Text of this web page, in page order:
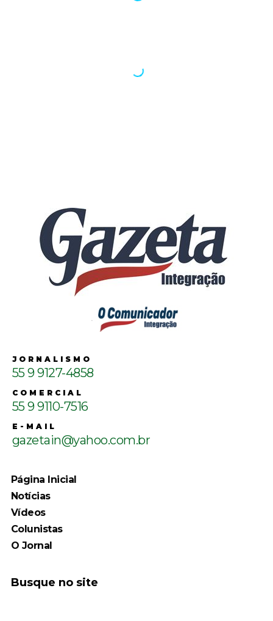
JORNALISMO
55 9 9127-4858
COMERCIAL
55 9 9110-7516
E-MAIL
gazetain@yahoo.com.br
Página Inicial
Notícias
Vídeos
Colunistas
O Jornal
Busque no site